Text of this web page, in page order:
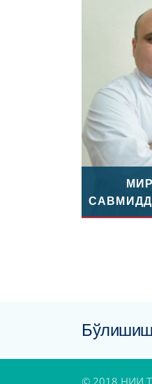
Бўлишиш
© 2018 НИИ